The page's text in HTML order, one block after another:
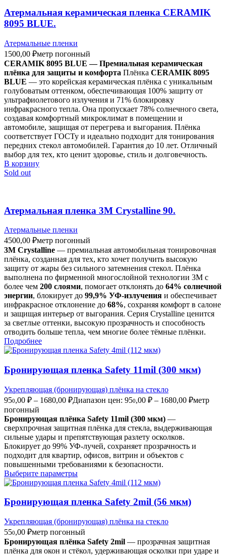
Атермальная керамическая пленка CERAMIK
8095 BLUE.
Атермальные пленки
1500,00 ₽метр погонный
CERAMIK 8095 BLUE — Премиальная керамическая
плёнка для защиты и комфорта Плёнка CERAMIK 8095
BLUE — это корейская керамическая плёнка с уникальным
голубоватым оттенком, обеспечивающая 100% защиту от
ультрафиолетового излучения и 71% блокировку
инфракрасного тепла. Она пропускает 78% солнечного света,
создавая комфортный микроклимат в помещении и
автомобиле, защищая от перегрева и выгорания. Плёнка
соответствует ГОСТу и идеально подходит для тонирования
передних стекол автомобилей. Гарантия до 10 лет. Отличный
выбор для тех, кто ценит здоровье, стиль и долговечность.
В корзину
Sold out
Атермальная пленка 3M Crystalline 90.
Атермальные пленки
4500,00 ₽метр погонный
3M Crystalline — премиальная автомобильная тонировочная
плёнка, созданная для тех, кто хочет получить высокую
защиту от жары без сильного затемнения стекол. Плёнка
выполнена по фирменной многослойной технологии 3M с
более чем 200 слоями, помогает отклонять до 64% солнечной
энергии, блокирует до 99,9% УФ-излучения и обеспечивает
инфракрасное отклонение до 68%, сохраняя комфорт в салоне
и защищая интерьер от выгорания. Серия Crystalline ценится
за светлые оттенки, высокую прозрачность и способность
отводить больше тепла, чем многие более тёмные плёнки.
Подробнее
Бронирующая пленка Safety 11mil (300 мкм)
Укрепляющая (бронирующая) плёнка на стекло
950,00 ₽ – 1680,00 ₽Диапазон цен: 950,00 ₽ – 1680,00 ₽метр
погонный
Бронирующая плёнка Safety 11mil (300 мкм) —
сверхпрочная защитная плёнка для стекла, выдерживающая
сильные удары и препятствующая разлету осколков.
Блокирует до 99% УФ-лучей, сохраняет прозрачность и
подходит для квартир, офисов, витрин и объектов с
повышенными требованиями к безопасности.
Выберите параметры
Бронирующая пленка Safety 2mil (56 мкм)
Укрепляющая (бронирующая) плёнка на стекло
550,00 ₽метр погонный
Бронирующая плёнка Safety 2mil — прозрачная защитная
плёнка для окон и стёкол, удерживающая осколки при ударе и